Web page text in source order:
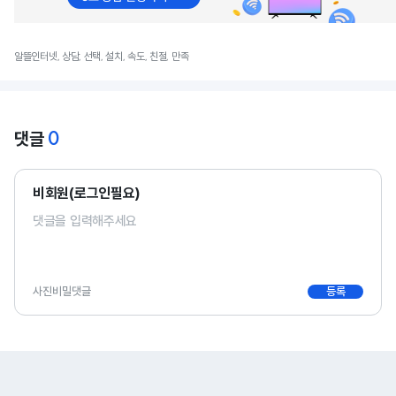
알뜰인터넷, 상담, 선택, 설치, 속도, 친절, 만족
댓글 0
비회원(로그인필요)
사진비밀댓글 등록